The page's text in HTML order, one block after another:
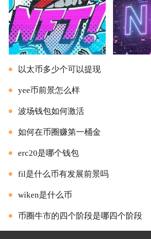
以太币多少个可以提现
yee币前景怎么样
波场钱包如何激活
如何在币圈赚第一桶金
erc20是哪个钱包
fil是什么币有发展前景吗
wiken是什么币
币圈牛市的四个阶段是哪四个阶段